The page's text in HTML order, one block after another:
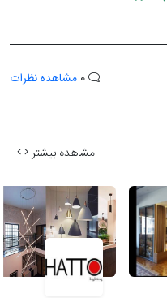
مشاهده نظرات
مشاهده بیشتر